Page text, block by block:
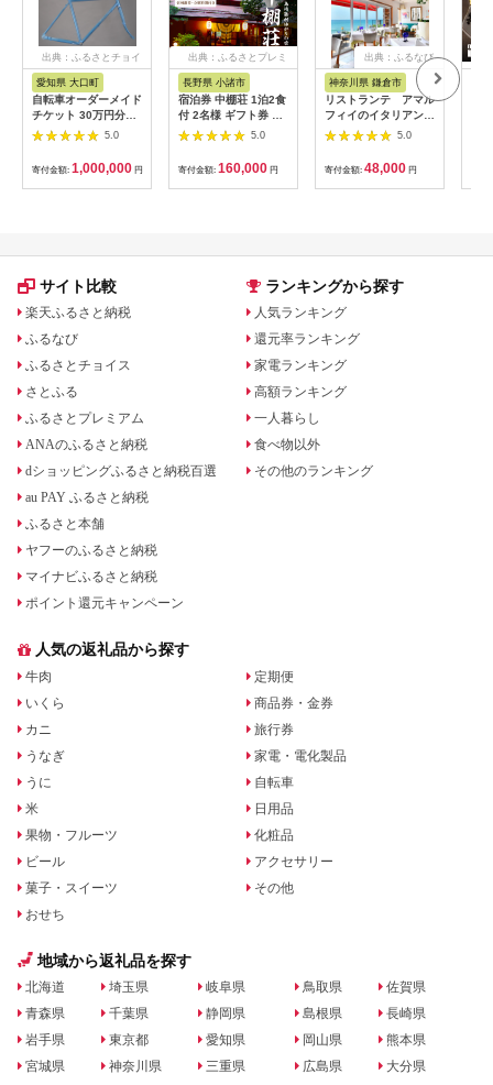
出典：ふるさとチョイ
愛知県 大口町
自転車オーダーメイド
チケット 30万円分
【1360365】
5.0
寄付金額: 1,000,000 円
出典：ふるさとプレミ
長野県 小諸市
宿泊券 中棚荘 1泊2食
付 2名様 ギフト券 チ
ケット 券 宿泊 旅行
5.0
寄付金額: 160,000 円
出典：ふるなび
神奈川県 鎌倉市
リストランテ アマル
フィイのイタリアンデ
ィナーコースA ペア
5.0
寄付金額: 48,000 円
サイト比較
楽天ふるさと納税
ふるなび
ふるさとチョイス
さとふる
ふるさとプレミアム
ANAのふるさと納税
dショッピングふるさと納税百選
au PAY ふるさと納税
ふるさと本舗
ヤフーのふるさと納税
マイナビふるさと納税
ポイント還元キャンペーン
ランキングから探す
人気ランキング
還元率ランキング
家電ランキング
高額ランキング
一人暮らし
食べ物以外
その他のランキング
人気の返礼品から探す
牛肉
いくら
カニ
うなぎ
うに
米
果物・フルーツ
ビール
菓子・スイーツ
おせち
定期便
商品券・金券
旅行券
家電・電化製品
自転車
日用品
化粧品
アクセサリー
その他
地域から返礼品を探す
北海道
青森県
岩手県
宮城県
埼玉県
千葉県
東京都
神奈川県
岐阜県
静岡県
愛知県
三重県
鳥取県
島根県
岡山県
広島県
佐賀県
長崎県
熊本県
大分県